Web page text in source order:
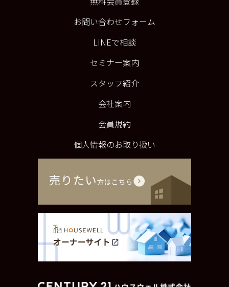
お問い合わせフォーム
LINEで相談
セミナー案内
スタッフ紹介
会社案内
会員規約
個人情報のお取り扱い